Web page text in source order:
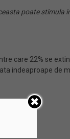
poate stimula
care 22% se
indeaproape de